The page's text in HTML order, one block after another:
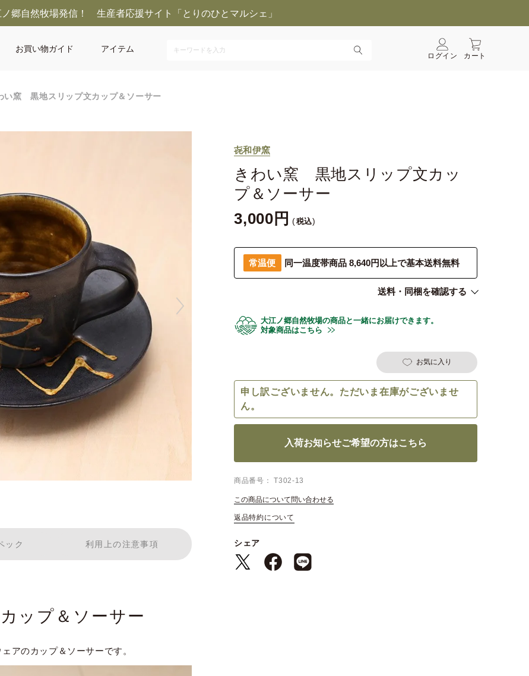
ノ郷自然牧場発信！ 生産者応援サイト「とりのひとマルシェ」
お買い物ガイド アイテム
ログイン カート
い窯 黒地スリップ文カップ＆ソーサー
㐂和伊窯
きわい窯 黒地スリップ文カッ
プ＆ソーサー
3,000
税込
常温便 同一温度帯商品 8,640円以上で基本送料無料
送料・同梱を確認する
大江ノ郷自然牧場の商品と一緒にお届けできます。
対象商品はこちら
お気に入り
申し訳ございません。ただいま在庫がございませ
ん。
入荷お知らせご希望の方はこちら
商品番号 T302-13
この商品について問い合わせる
返品特約について
シェア
ック 利用上の注意事項
ップ＆ソーサー
アのカップ＆ソーサーです。